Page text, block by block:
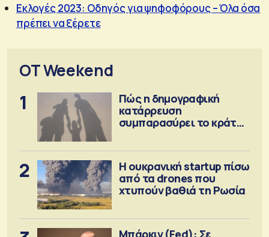
Εκλογές 2023: Οδηγός για ψηφοφόρους – Όλα όσα
πρέπει να ξέρετε
OT Weekend
1
Πώς η δημογραφική
κατάρρευση
συμπαρασύρει το κράτος
2
Η ουκρανική startup πίσω
από τα drones που
χτυπούν βαθιά τη Ρωσία
Μπάρκιν (Fed): Σε